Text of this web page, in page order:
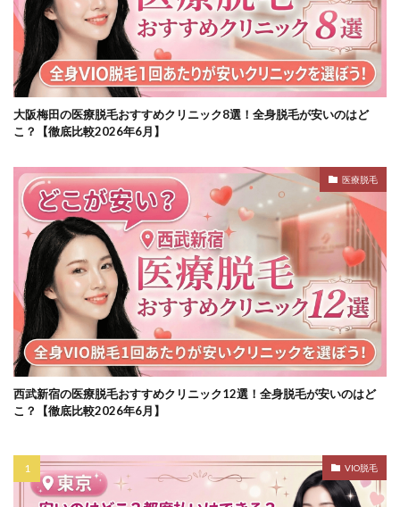
大阪梅田の医療脱毛おすすめクリニック8選！全身脱毛が安いのはど
こ？【徹底比較2026年6月】
医療脱毛
西武新宿の医療脱毛おすすめクリニック12選！全身脱毛が安いのはど
こ？【徹底比較2026年6月】
VIO脱毛